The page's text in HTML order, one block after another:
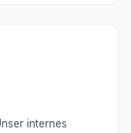
internes